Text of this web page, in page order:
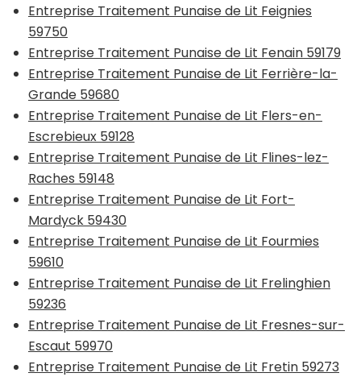
Entreprise Traitement Punaise de Lit Feignies
59750
Entreprise Traitement Punaise de Lit Fenain 59179
Entreprise Traitement Punaise de Lit Ferrière-la-
Grande 59680
Entreprise Traitement Punaise de Lit Flers-en-
Escrebieux 59128
Entreprise Traitement Punaise de Lit Flines-lez-
Raches 59148
Entreprise Traitement Punaise de Lit Fort-
Mardyck 59430
Entreprise Traitement Punaise de Lit Fourmies
59610
Entreprise Traitement Punaise de Lit Frelinghien
59236
Entreprise Traitement Punaise de Lit Fresnes-sur-
Escaut 59970
Entreprise Traitement Punaise de Lit Fretin 59273